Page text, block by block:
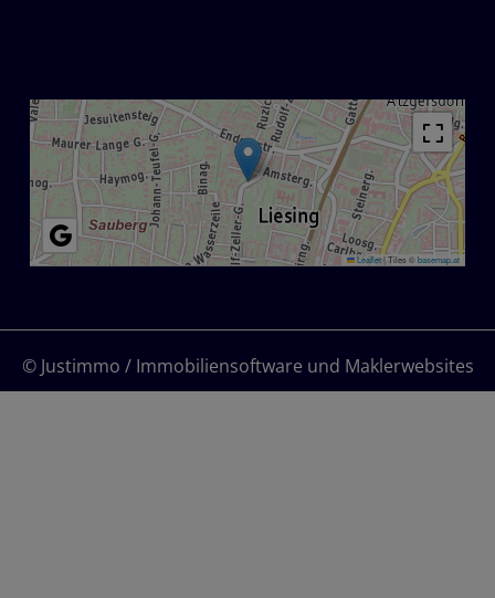
Leaflet|Tiles ©basemap.at
© Justimmo / Immobiliensoftware und Maklerwebsites